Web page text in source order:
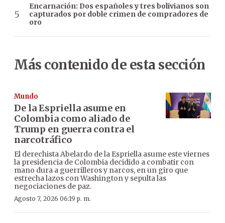
Encarnación: Dos españoles y tres bolivianos son
capturados por doble crimen de compradores de
oro
Más contenido de esta sección
Mundo
De la Espriella asume en
Colombia como aliado de
Trump en guerra contra el
narcotráfico
El derechista Abelardo de la Espriella asume este viernes
la presidencia de Colombia decidido a combatir con
mano dura a guerrilleros y narcos, en un giro que
estrecha lazos con Washington y sepulta las
negociaciones de paz.
Agosto 7, 2026 06:19 p. m.